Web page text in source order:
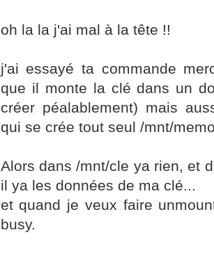
oh la la j'ai mal à la tête !!
j'ai essayé ta commande
que il monte la clé dans un
créer péalablement) mais
qui se crée tout seul /mnt/
Alors dans /mnt/cle ya rien, et
il ya les données de ma clé...
et quand je veux faire
busy.